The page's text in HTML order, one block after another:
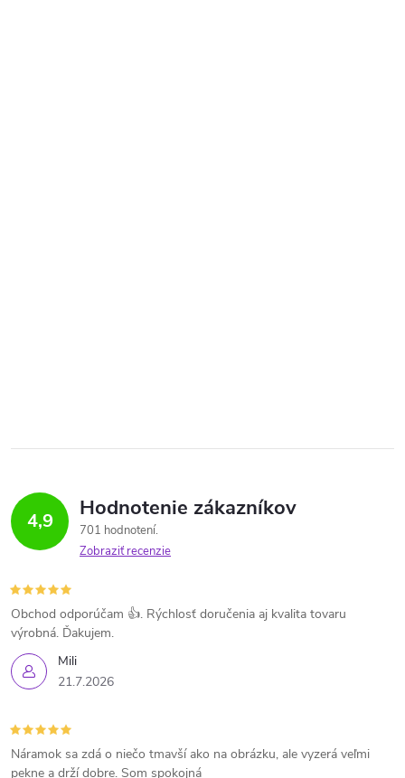
4,9 Hodnotenie zákazníkov
701 hodnotení
Zobraziť recenzie
Mili
21.7.2026
Obchod odporúčam 👍. Rýchlosť doručenia aj kvalita tovaru
výrobná. Ďakujem.
Náramok sa zdá o niečo tmavší ako na obrázku, ale vyzerá veľmi
pekne a drží dobre. Som spokojná